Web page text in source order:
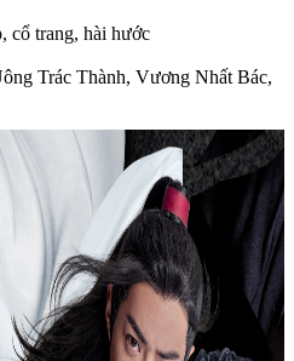
cổ trang, hài hước
Trác Thành, Vương Nhất Bác,